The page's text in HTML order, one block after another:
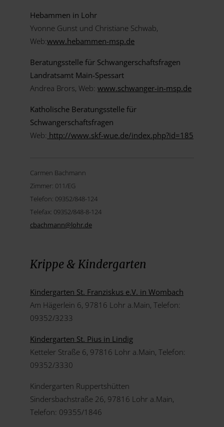
Hebammen in Lohr
Yvonne Gunst und Christiane Schwab,
Web:www.hebammen-msp.de
Beratungsstelle für Schwangerschaftsfragen
Landratsamt Main-Spessart
Andrea Brors, Web: www.schwanger-in-msp.de
Katholische Beratungsstelle für
Schwangerschaftsfragen
Web: http://www.skf-wue.de/index.php?id=185
Carmen Bachmann
Zimmer: 011/EG
Telefon: 09352/848-124
Telefax: 09352/848-8-124
cbachmann@lohr.de
Krippe & Kindergarten
Kindergarten St. Franziskus e.V. in Wombach
Am Hägerlein 6, 97816 Lohr a.Main, Telefon:
09352/3233
Kindergarten St. Pius in Lindig
Ketteler Straße 6, 97816 Lohr a.Main, Telefon:
09352/3330
Kindergarten Ruppertshütten
Sindersbachstraße 26, 97816 Lohr a.Main,
Telefon: 09355/1846